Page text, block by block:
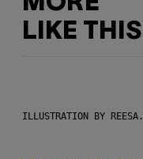
LIKE THIS
ILLUSTRATION BY REESA.